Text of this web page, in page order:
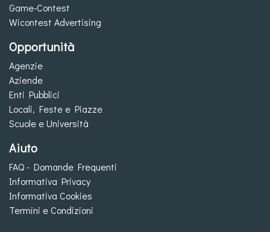
Game-Contest
Wicontest Advertising
Opportunità
Agenzie
Aziende
Enti Pubblici
Locali, Feste e Piazze
Scuole e Università
Aiuto
FAQ - Domande Frequenti
Informativa Privacy
Informativa Cookies
Termini e Condizioni